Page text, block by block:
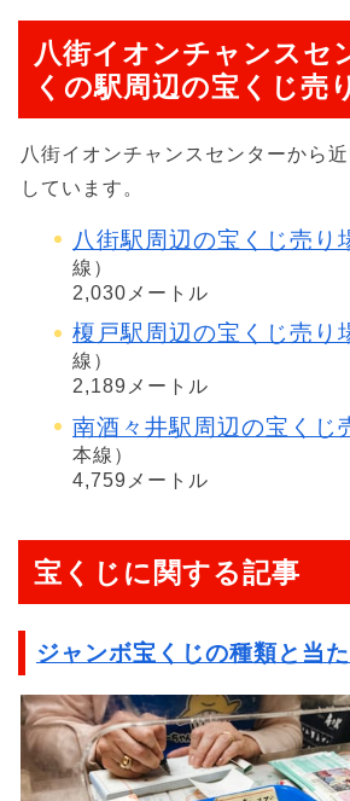
八街イオンチャンスセ
くの駅周辺の宝くじ売
八街イオンチャンスセンターから
しています。
八街駅周辺の宝くじ売り
線）
2,030メートル
榎戸駅周辺の宝くじ売り
線）
2,189メートル
南酒々井駅周辺の宝くじ
本線）
4,759メートル
宝くじに関する記事
ジャンボ宝くじの種類と当